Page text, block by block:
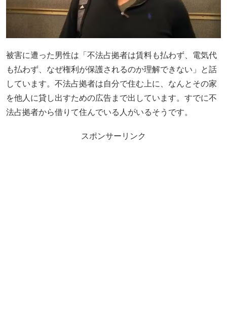
被害に遭った男性は「不法占拠者は賃料も払わず、電気代
も払わず、なぜ権利が保護されるのか理解できない」と話
しています。不法占拠者は自分で住む上に、なんとその家
を他人に貸し出すための広告まで出しています。すでに不
法占拠者から借りて住んでいる人がいるそうです。
スポンサーリンク